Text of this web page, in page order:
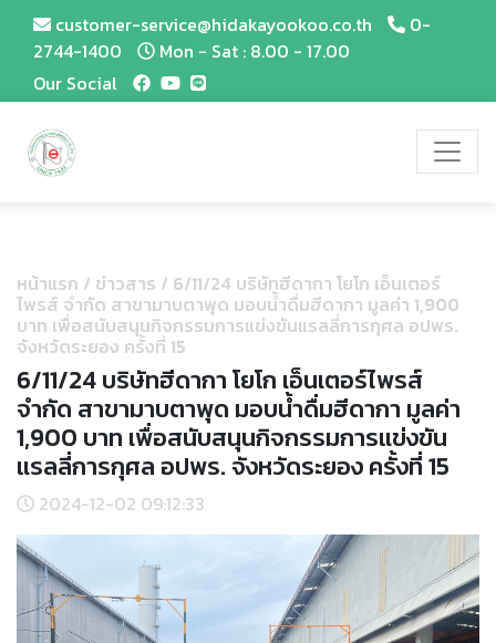
customer-service@hidakayookoo.co.th
0-
2744-1400
Mon - Sat : 8.00 - 17.00
Our Social
หน้าแรก / ข่าวสาร / 6/11/24 บริษัทฮีดากา โยโก เอ็นเตอร์
ไพรส์ จำกัด สาขามาบตาพุด มอบน้ำดื่มฮีดากา มูลค่า 1,900
บาท เพื่อสนับสนุนกิจกรรมการแข่งขันแรลลี่การกุศล อปพร.
จังหวัดระยอง ครั้งที่ 15
6/11/24 บริษัทฮีดากา โยโก เอ็นเตอร์ไพรส์
จำกัด สาขามาบตาพุด มอบน้ำดื่มฮีดากา มูลค่า
1,900 บาท เพื่อสนับสนุนกิจกรรมการแข่งขัน
แรลลี่การกุศล อปพร. จังหวัดระยอง ครั้งที่ 15
2024-12-02 09:12:33